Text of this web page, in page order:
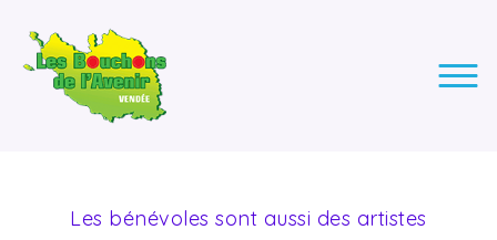
Les bénévoles sont aussi des artistes